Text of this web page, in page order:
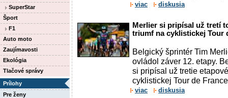
SuperStar
Šport
F1
Auto moto
Zaujímavosti
Ekológia
Tlačové správy
Prílohy
Pre ženy
viac diskusia
Merlier si pripísal už tretí
triumf na cyklistickej Tour
Belgický šprintér Tim
ovládol záver 12. etapy.
si pripísal už tretie
cyklistickej Tour de
viac diskusia